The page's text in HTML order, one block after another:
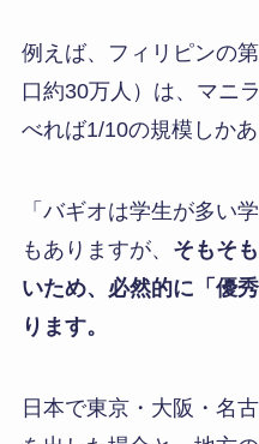
例えば、フィリピンの
口約30万人）は、マニ
べれば1/10の規模しかあ
「バギオは学生が多い
もありますが、 そもそ
いため、必然的に「優
ります。
日本で東京・大阪・名